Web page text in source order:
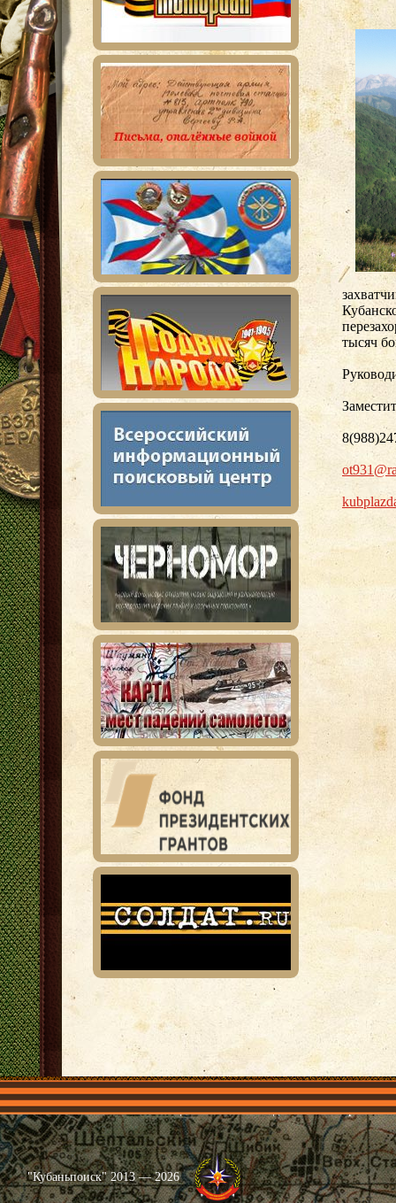
тысяч
Главная Имена Общественные объединения Проекты
"Кубаньпоиск" 2013 — 2026